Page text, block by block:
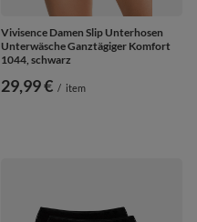
Vivisence Damen Slip Unterhosen
Unterwäsche Ganztägiger Komfort
1044, schwarz
29,99 € / item